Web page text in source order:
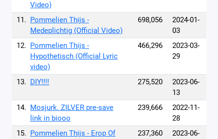
Video)
11. Pommelien Thijs -
Medeplichtig (Official Video)
698,056
2024-01-
03
12. Pommelien Thijs -
Hypothetisch (Official Lyric
video)
466,296
2023-03-
29
13. DIY!!!! 275,520
2023-06-
13
14. Mosjurk. ZILVER pre-save
link in biooo
239,666
2022-11-
28
15. Pommelien Thijs - Erop Of
237,360
2023-06-